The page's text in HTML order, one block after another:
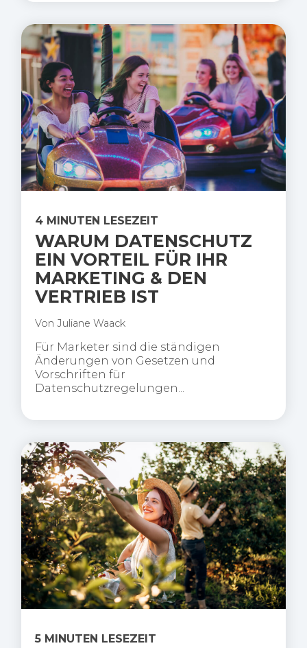
4 MINUTEN LESEZEIT
WARUM DATENSCHUTZ
EIN VORTEIL FÜR IHR
MARKETING & DEN
VERTRIEB IST
Von Juliane Waack
Für Marketer sind die ständigen
Änderungen von Gesetzen und
Vorschriften für
Datenschutzregelungen...
5 MINUTEN LESEZEIT